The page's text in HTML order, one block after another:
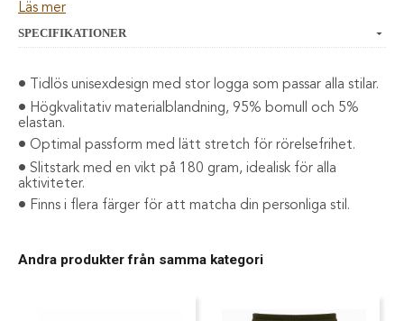
Den perfekta t-shirten för både äventyr och avkoppling!
AFTER Hunt® T-shirt kombinerar stil och funktionalitet i
Med en tidlös unisexdesign och en stor, tydlig logga över
bröstet gör denna t-shirt ett stilrent statement.
Tillverkad i en högkvalitativ blandning av
95% bomull och
5% elastan
, vilket ger en mjuk och följsam känsla med en
lätt stretch för optimal passform och rörelsefrihet. Med
en vikt på180 gram har den en perfekt balans mellan
Läs mer
SPECIFIKATIONER
Tidlös unisexdesign med stor logga som passar alla stilar.
Högkvalitativ materialblandning, 95% bomull och 5%
elastan.
Optimal passform med lätt stretch för rörelsefrihet.
Slitstark med en vikt på 180 gram, idealisk för alla
aktiviteter.
Finns i flera färger för att matcha din personliga stil.
Andra produkter från samma kategori